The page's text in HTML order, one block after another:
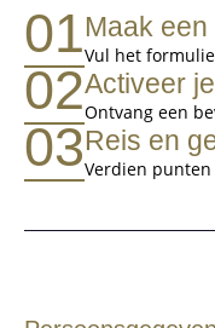
01Maak
Vul het
02Activeer
Ontvang een
03Reis en
Verdien